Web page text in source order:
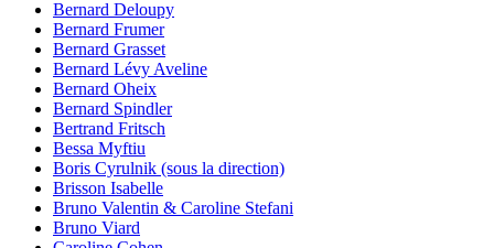
Bernard Deloupy
Bernard Frumer
Bernard Grasset
Bernard Lévy Aveline
Bernard Oheix
Bernard Spindler
Bertrand Fritsch
Bessa Myftiu
Boris Cyrulnik (sous la direction)
Brisson Isabelle
Bruno Valentin & Caroline Stefani
Bruno Viard